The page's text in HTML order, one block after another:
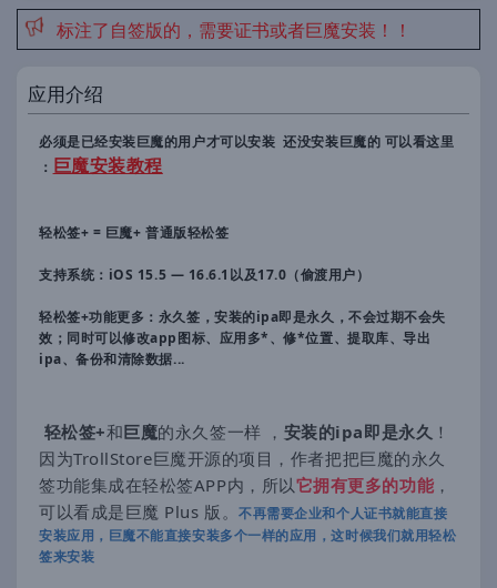
标注了自签版的，需要证书或者巨魔安装！！
应用介绍
必须是已经安装巨魔的用户才可以安装 还没安装巨魔的 可以看这里
： 巨魔安装教程
轻松签+ = 巨魔+ 普通版轻松签
支持系统：iOS 15.5 — 16.6.1以及17.0（偷渡用户）
轻松签+功能更多：永久签，安装的ipa即是永久，不会过期不会失
效；同时可以修改app图标、应用多*、修*位置、提取库、导出
ipa、备份和清除数据...
轻松签+和巨魔的永久签一样 ， 安装的ipa即是永久 ！
因为TrollStore巨魔开源的项目，作者把把巨魔的永久
签功能集成在轻松签APP内，所以它拥有更多的功能 ，
可以看成是巨魔 Plus 版。不再需要企业和个人证书就能直接
安装应用，巨魔不能直接安装多个一样的应用，这时候我们就用轻松
签来安装